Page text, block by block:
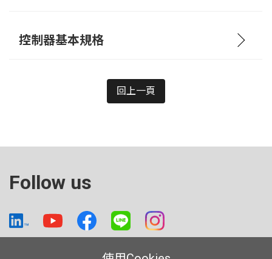
控制器基本規格
回上一頁
Follow us